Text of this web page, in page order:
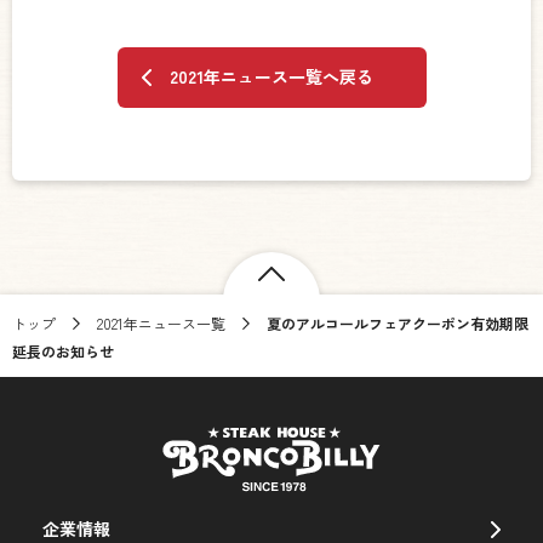
2021年ニュース一覧へ戻る
トップ 2021年ニュース一覧
夏のアルコールフェアクーポン有効期限
延長のお知らせ
企業情報